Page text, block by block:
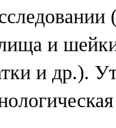
и
и др.).